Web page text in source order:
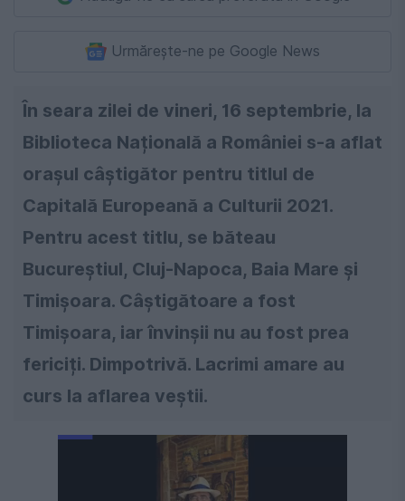
Urmărește-ne pe Google News
În seara zilei de vineri, 16 septembrie, la
Biblioteca Națională a României s-a aflat
orașul câștigător pentru titlul de
Capitală Europeană a Culturii 2021.
Pentru acest titlu, se băteau
Bucureștiul, Cluj-Napoca, Baia Mare și
Timișoara. Câștigătoare a fost
Timișoara, iar învinșii nu au fost prea
fericiți. Dimpotrivă. Lacrimi amare au
curs la aflarea veștii.